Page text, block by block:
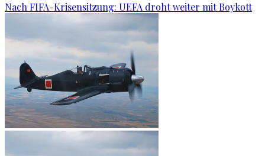
Nach FIFA-Krisensitzung: UEFA droht weiter mit Boykott